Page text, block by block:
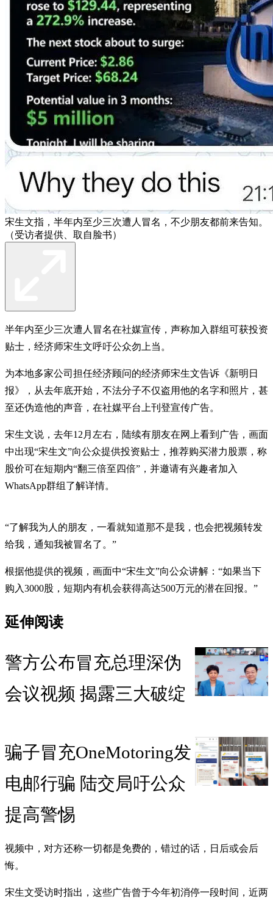
宋生文指，半年内至少三次遭人冒名，不少朋友都前来告知。
（受访者提供、取自脸书）
半年内至少三次遭人冒名在社媒宣传，声称加入群组可获投资
贴士，经济师宋生文呼吁公众勿上当。
为本地多家公司担任经济顾问的经济师宋生文告诉《新明日
报》，从去年底开始，不法分子不仅盗用他的名字和照片，甚
至还伪造他的声音，在社媒平台上刊登宣传广告。
宋生文说，去年12月左右，陆续有朋友在网上看到广告，画面
中出现“宋生文”向公众提供投资贴士，推荐购买潜力股票，称
股价可在短期内“翻三倍至四倍”，并邀请有兴趣者加入
WhatsApp群组了解详情。
“了解我为人的朋友，一看就知道那不是我，也会把视频转发
给我，通知我被冒名了。”
根据他提供的视频，画面中“宋生文”向公众讲解：“如果当下
购入3000股，短期内有机会获得高达500万元的潜在回报。”
延伸阅读
警方公布冒充总理深伪
会议视频 揭露三大破绽
骗子冒充OneMotoring发
电邮行骗 陆交局吁公众
提高警惕
视频中，对方还称一切都是免费的，错过的话，日后或会后
悔。
宋生文受访时指出，这些广告曾于今年初消停一段时间，近两